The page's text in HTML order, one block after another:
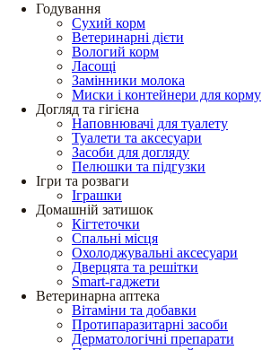
Годування
Сухий корм
Ветеринарні дієти
Вологий корм
Ласощі
Замінники молока
Миски і контейнери для корму
Догляд та гігієна
Наповнювачі для туалету
Туалети та аксесуари
Засоби для догляду
Пелюшки та підгузки
Ігри та розваги
Іграшки
Домашній затишок
Кігтеточки
Спальні місця
Охолоджувальні аксесуари
Дверцята та решітки
Smart-гаджети
Ветеринарна аптека
Вітаміни та добавки
Протипаразитарні засоби
Дерматологічні препарати